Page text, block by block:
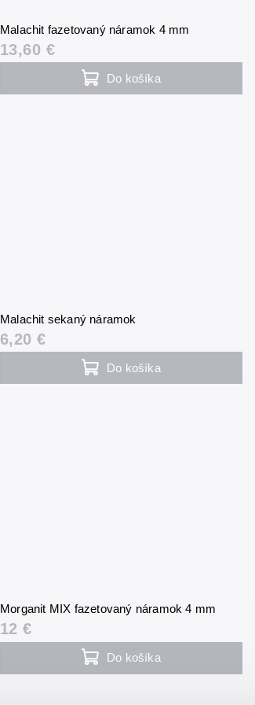
Malachit fazetovaný náramok 4 mm
13,60 €
Do košíka
Malachit sekaný náramok
6,20 €
Do košíka
Morganit MIX fazetovaný náramok 4 mm
12 €
Do košíka